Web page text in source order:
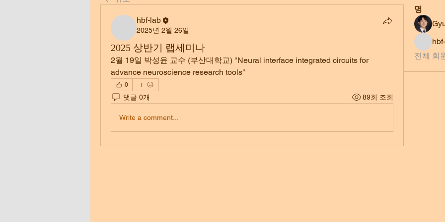
hbf-lab
2025년 2월 26일
2025 상반기 랩세미나
2월 19일 박성윤 교수 (부산대학교) "Neural interface integrated circuits for
advance neuroscience research tools"
0
댓글 0개 89회 조회
Write a comment...
명
전체 회